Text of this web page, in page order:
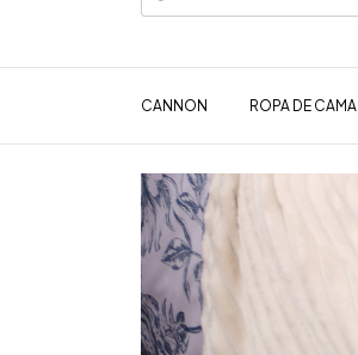
CANNON ROPA DE CAMA